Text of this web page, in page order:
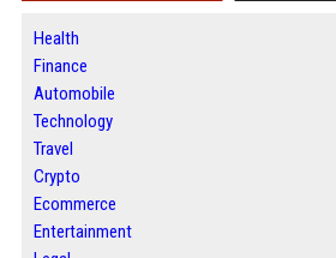
Health
Finance
Automobile
Technology
Travel
Crypto
Ecommerce
Entertainment